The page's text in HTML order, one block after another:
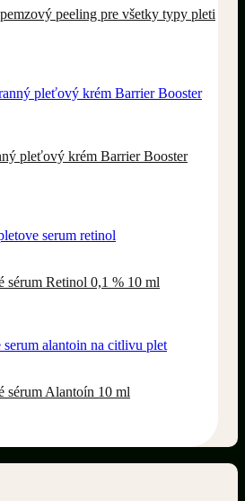
peeling pre všetky typy pleti
pleťový krém Barrier Booster
Retinol 0,1 % 10 ml
Alantoín 10 ml